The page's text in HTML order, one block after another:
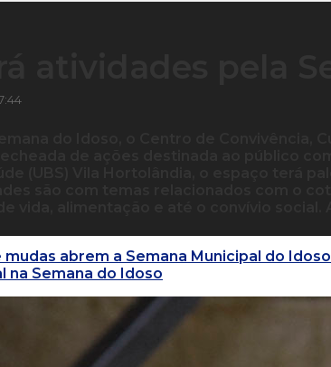
abrem a Semana Municipal do Idoso
na Semana do Idoso